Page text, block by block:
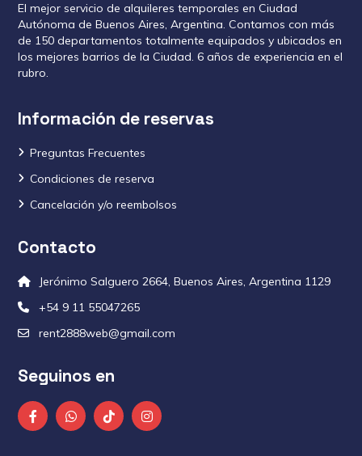
El mejor servicio de alquileres temporales en Ciudad
Autónoma de Buenos Aires, Argentina. Contamos con más
de 150 departamentos totalmente equipados y ubicados en
los mejores barrios de la Ciudad. 6 años de experiencia en el
rubro.
Información de reservas
Preguntas Frecuentes
Condiciones de reserva
Cancelación y/o reembolsos
Contacto
Jerónimo Salguero 2664, Buenos Aires, Argentina 1129
+54 9 11 55047265
rent2888web@gmail.com
Seguinos en